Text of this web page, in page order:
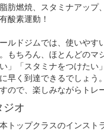
肪燃焼、スタミナアッ
酸素運動！
ルドジムでは、使いやす
もちろん、ほとんどのマ
」「スタミナをつけたい
早く到達できるでしょう
ので、楽しみながらトレ
オ
トップクラスのインスト